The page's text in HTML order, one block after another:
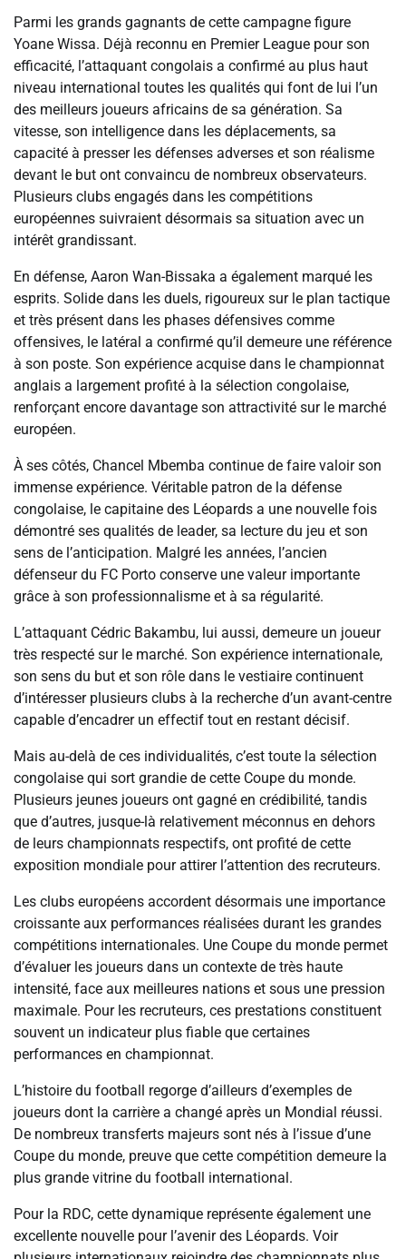
Parmi les grands gagnants de cette campagne figure
Yoane Wissa. Déjà reconnu en Premier League pour son
efficacité, l’attaquant congolais a confirmé au plus haut
niveau international toutes les qualités qui font de lui l’un
des meilleurs joueurs africains de sa génération. Sa
vitesse, son intelligence dans les déplacements, sa
capacité à presser les défenses adverses et son réalisme
devant le but ont convaincu de nombreux observateurs.
Plusieurs clubs engagés dans les compétitions
européennes suivraient désormais sa situation avec un
intérêt grandissant.
En défense, Aaron Wan-Bissaka a également marqué les
esprits. Solide dans les duels, rigoureux sur le plan tactique
et très présent dans les phases défensives comme
offensives, le latéral a confirmé qu’il demeure une référence
à son poste. Son expérience acquise dans le championnat
anglais a largement profité à la sélection congolaise,
renforçant encore davantage son attractivité sur le marché
européen.
À ses côtés, Chancel Mbemba continue de faire valoir son
immense expérience. Véritable patron de la défense
congolaise, le capitaine des Léopards a une nouvelle fois
démontré ses qualités de leader, sa lecture du jeu et son
sens de l’anticipation. Malgré les années, l’ancien
défenseur du FC Porto conserve une valeur importante
grâce à son professionnalisme et à sa régularité.
L’attaquant Cédric Bakambu, lui aussi, demeure un joueur
très respecté sur le marché. Son expérience internationale,
son sens du but et son rôle dans le vestiaire continuent
d’intéresser plusieurs clubs à la recherche d’un avant-centre
capable d’encadrer un effectif tout en restant décisif.
Mais au-delà de ces individualités, c’est toute la sélection
congolaise qui sort grandie de cette Coupe du monde.
Plusieurs jeunes joueurs ont gagné en crédibilité, tandis
que d’autres, jusque-là relativement méconnus en dehors
de leurs championnats respectifs, ont profité de cette
exposition mondiale pour attirer l’attention des recruteurs.
Les clubs européens accordent désormais une importance
croissante aux performances réalisées durant les grandes
compétitions internationales. Une Coupe du monde permet
d’évaluer les joueurs dans un contexte de très haute
intensité, face aux meilleures nations et sous une pression
maximale. Pour les recruteurs, ces prestations constituent
souvent un indicateur plus fiable que certaines
performances en championnat.
L’histoire du football regorge d’ailleurs d’exemples de
joueurs dont la carrière a changé après un Mondial réussi.
De nombreux transferts majeurs sont nés à l’issue d’une
Coupe du monde, preuve que cette compétition demeure la
plus grande vitrine du football international.
Pour la RDC, cette dynamique représente également une
excellente nouvelle pour l’avenir des Léopards. Voir